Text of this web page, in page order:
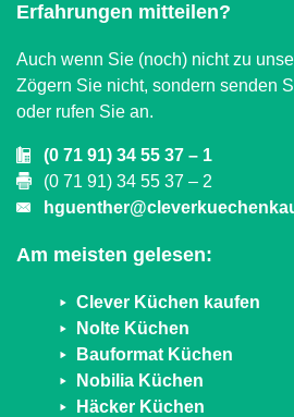
Erfahrungen mitteilen?
Auch wenn Sie (noch) nicht zu
Zögern Sie nicht, sondern senden
oder rufen Sie an.
(0 71 91) 34 55 37 – 1
(0 71 91) 34 55 37 – 2
Am meisten gelesen:
Clever Küchen kaufen
Nolte Küchen
Bauformat Küchen
Nobilia Küchen
Häcker Küchen